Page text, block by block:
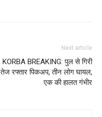
Next article
KORBA BREAKING: पुल से गिरी
तेज रफ्तार पिकअप, तीन लोग घायल,
एक की हालत गंभीर